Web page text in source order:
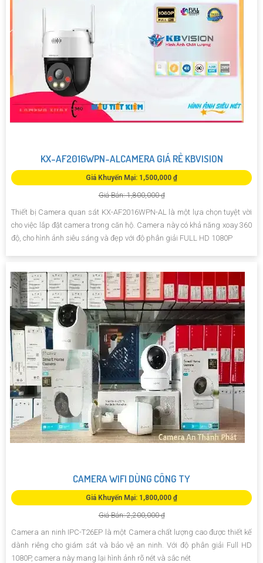
KX-AF2016WPN-ALCAMERA GIÁ RẺ KBVISION
Giá Khuyến Mại: 1,500,000 ₫
Giá Bán: 1,800,000 ₫
Thiết bị Camera quan sát KX-AF2016WPN-AL là một lựa chọn tuyệt vời
cho việc lắp đặt camera trong căn hộ. Camera này có khả năng xoay 360
độ, cho hình ảnh siêu sáng và đẹp với độ phân giải FULL HD 1080P
CAMERA WIFI DÙNG CÔNG TY
Giá Khuyến Mại: 1,800,000 ₫
Giá Bán: 2,200,000 ₫
Camera an ninh IPC-T26EP là một Camera chất lượng cao được thiết kế
dành riêng cho giám sát và bảo vệ an ninh. Với độ phân giải Full HD
1080P, camera này mang lại hình ảnh rõ nét và sắc nét